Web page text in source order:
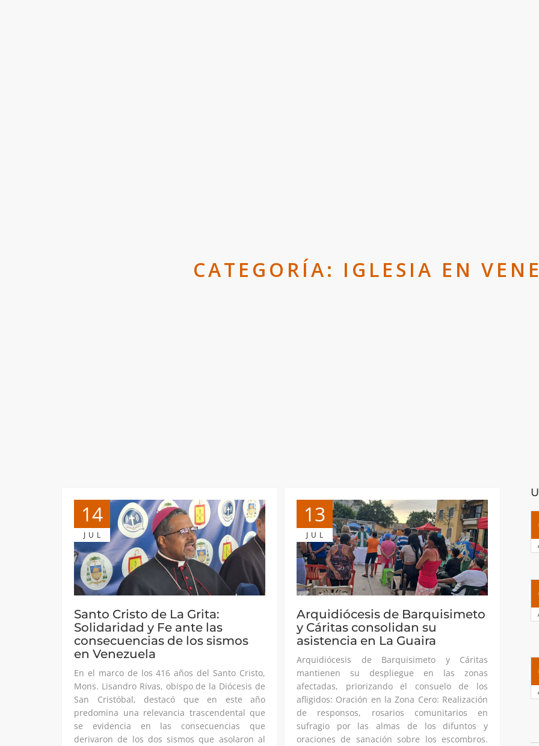
CATEGORÍA: IGLESIA EN
14
JUL
Santo Cristo de La Grita:
Solidaridad y Fe ante las
consecuencias de los sismos
en Venezuela
En el marco de los 416 años del Santo Cristo,
Mons. Lisandro Rivas, obispo de la Diócesis de
San Cristóbal, destacó que en este año
predomina una relevancia trascendental que
se evidencia en las consecuencias que
derivaron de los dos sismos que asolaron al
13
JUL
Arquidiócesis de Barquisimeto
y Cáritas consolidan su
asistencia en La Guaira
Arquidiócesis de Barquisimeto y Cáritas
mantienen su despliegue en las zonas
afectadas, priorizando el consuelo de los
afligidos: Oración en la Zona Cero: Realización
de responsos, rosarios comunitarios en
sufragio por las almas de los difuntos y
oraciones de sanación sobre los escombros.